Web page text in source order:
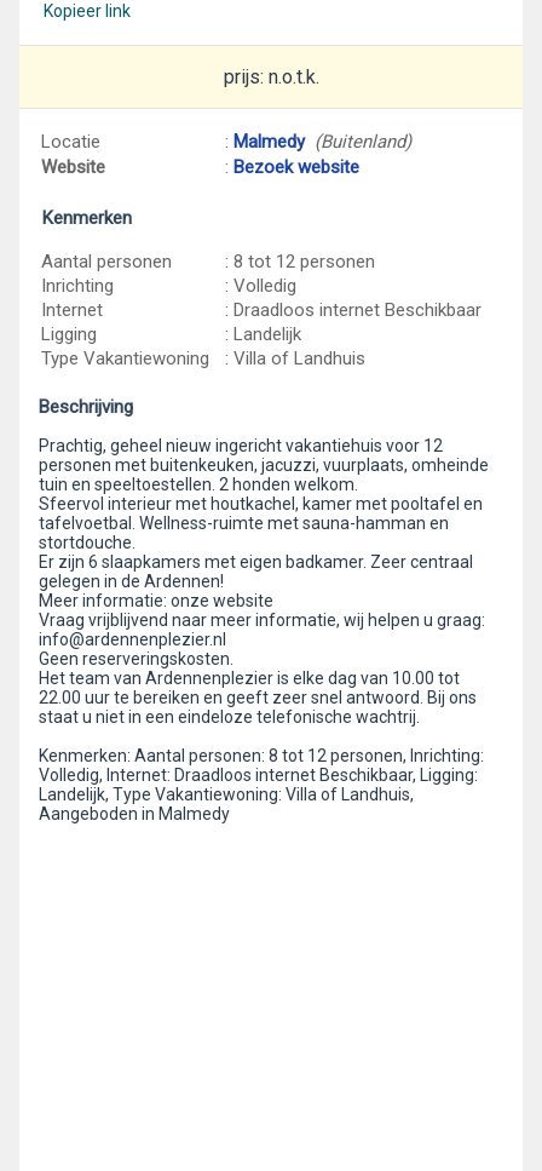
Kopieer link
prijs: n.o.t.k.
Locatie : Malmedy (Buitenland)
Website
: Bezoek website
Kenmerken
Aantal personen
: 8 tot 12 personen
Inrichting
: Volledig
Internet
: Draadloos internet Beschikbaar
Ligging
: Landelijk
Type Vakantiewoning
: Villa of Landhuis
Beschrijving
Prachtig, geheel nieuw ingericht vakantiehuis voor 12
personen met buitenkeuken, jacuzzi, vuurplaats, omheinde
tuin en speeltoestellen. 2 honden welkom.
Sfeervol interieur met houtkachel, kamer met pooltafel en
tafelvoetbal. Wellness-ruimte met sauna-hamman en
stortdouche.
Er zijn 6 slaapkamers met eigen badkamer. Zeer centraal
gelegen in de Ardennen!
Meer informatie: onze website
Vraag vrijblijvend naar meer informatie, wij helpen u graag:
info@ardennenplezier.nl
Geen reserveringskosten.
Het team van Ardennenplezier is elke dag van 10.00 tot
22.00 uur te bereiken en geeft zeer snel antwoord. Bij ons
staat u niet in een eindeloze telefonische wachtrij.
Kenmerken: Aantal personen: 8 tot 12 personen, Inrichting:
Volledig, Internet: Draadloos internet Beschikbaar, Ligging:
Landelijk, Type Vakantiewoning: Villa of Landhuis,
Aangeboden in Malmedy